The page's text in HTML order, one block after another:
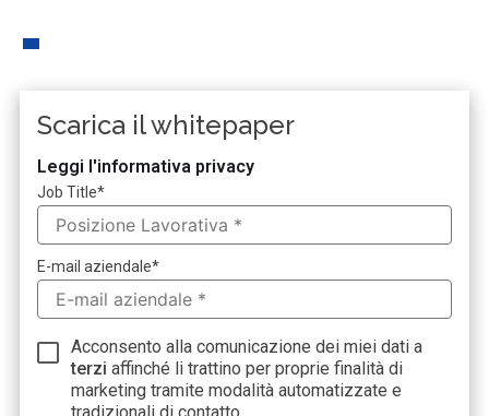
Scarica il whitepaper
Leggi l'informativa privacy
Job Title*
E-mail aziendale*
Acconsento alla comunicazione dei miei dati a
terzi affinché li trattino per proprie finalità di
marketing tramite modalità automatizzate e